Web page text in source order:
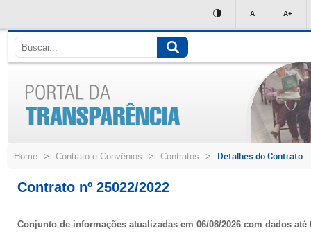
conteúdo
A A+
Home > Contrato e Convênios > Contratos > Detalhes do Contrato
Contrato nº 25022/2022
Conjunto de informações atualizadas em 06/08/2026 com dados até